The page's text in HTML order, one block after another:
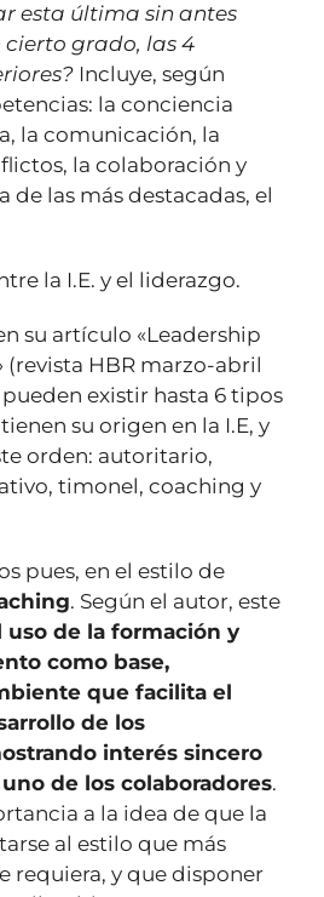
esta última sin antes
grado, las 4
Incluye, según
la conciencia
la comunicación, la
la colaboración y
de las más destacadas, el
la I.E. y el liderazgo.
su artículo «Leadership
(revista HBR marzo-abril
existir hasta 6 tipos
su origen en la I.E, y
orden: autoritario,
timonel, coaching y
pues, en el estilo de
. Según el autor, este
uso de la formación y
como base,
que facilita el
de los
interés sincero
de los colaboradores.
a la idea de que la
al estilo que más
requiera, y que disponer